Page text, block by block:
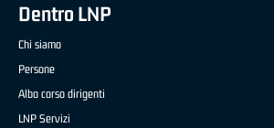
Dentro LNP
Chi siamo
Persone
Albo corso dirigenti
LNP Servizi